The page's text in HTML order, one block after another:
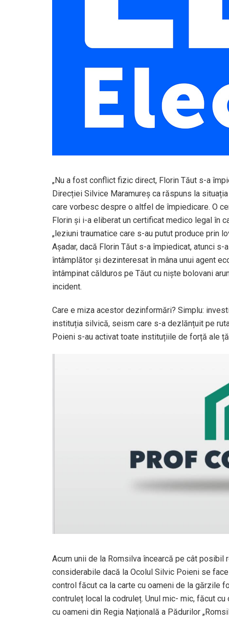
„Nu a fost conflict fizic direct, Florin Tăut s-a
Direcției Silvice Maramureș ca răspuns la
care vorbesc despre o altfel de împiedicare. O
Florin și i-a eliberat un certificat medico legal în
„leziuni traumatice care s-au putut produce prin
Așadar, dacă Florin Tăut s-a împiedicat, atunci
întâmplător și dezinteresat în mâna unui agent
întâmpinat călduros pe Tăut cu niște bolovani
incident.
Care e miza acestor dezinformări? Simplu:
instituția silvică, seism care s-a dezlănțuit pe
Poieni s-au activat toate instituțiile de forță ale
Acum unii de la Romsilva încearcă pe cât posibil
considerabile dacă la Ocolul Silvic Poieni se
control făcut ca la carte cu oameni de la gărzile
contruleț local la codruleț. Unul mic- mic, făcut
cu oameni din Regia Națională a Pădurilor